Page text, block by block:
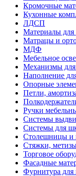
Кромочные
Кухонные
ЛДСП
Материалы для
Матрацы и
МДФ
Мебельное
Механизмы для
Наполнение
Опорные
Петли,
Ручки
Системы
Системы для
Столешницы и
Стяжки,
Торговое
Фасадные
Фурнитура для